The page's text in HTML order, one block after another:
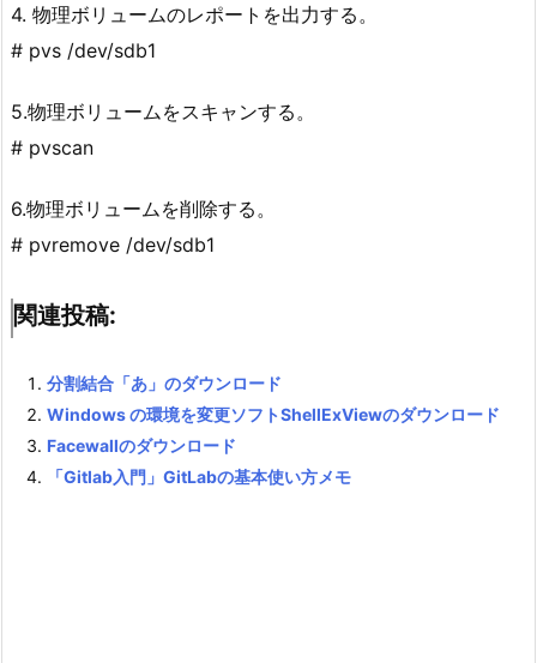
4. 物理ボリュームのレポートを出力する。
# pvs /dev/sdb1
5.物理ボリュームをスキャンする。
# pvscan
6.物理ボリュームを削除する。
# pvremove /dev/sdb1
関連投稿:
分割結合「あ」のダウンロード
Windows の環境を変更ソフトShellExViewのダウンロード
Facewallのダウンロード
「Gitlab入門」GitLabの基本使い方メモ